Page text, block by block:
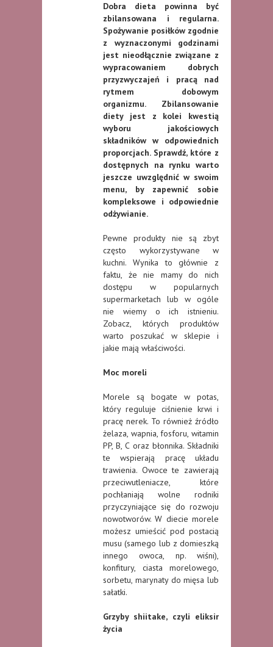
Dobra dieta powinna być
zbilansowana i regularna.
Spożywanie posiłków zgodnie
z wyznaczonymi godzinami
jest nieodłącznie związane z
wypracowaniem dobrych
przyzwyczajeń i pracą nad
rytmem dobowym
organizmu. Zbilansowanie
diety jest z kolei kwestią
wyboru jakościowych
składników w odpowiednich
proporcjach. Sprawdź, które z
dostępnych na rynku warto
jeszcze uwzględnić w swoim
menu, by zapewnić sobie
kompleksowe i odpowiednie
odżywianie.
Pewne produkty nie są zbyt
często wykorzystywane w
kuchni. Wynika to głównie z
faktu, że nie mamy do nich
dostępu w popularnych
supermarketach lub w ogóle
nie wiemy o ich istnieniu.
Zobacz, których produktów
warto poszukać w sklepie i
jakie mają właściwości.
Moc moreli
Morele są bogate w potas,
który reguluje ciśnienie krwi i
pracę nerek. To również źródło
żelaza, wapnia, fosforu, witamin
PP, B, C oraz błonnika. Składniki
te wspierają pracę układu
trawienia. Owoce te zawierają
przeciwutleniacze, które
pochłaniają wolne rodniki
przyczyniające się do rozwoju
nowotworów. W diecie morele
możesz umieścić pod postacią
musu (samego lub z domieszką
innego owoca, np. wiśni),
konfitury, ciasta morelowego,
sorbetu, marynaty do mięsa lub
sałatki.
Grzyby shiitake, czyli eliksir
życia